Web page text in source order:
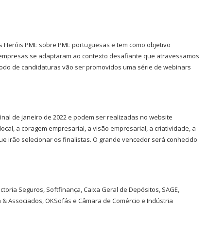
PME sobre PME portuguesas e tem como objetivo
se adaptaram ao contexto desafiante que atravessamos
de candidaturas vão ser promovidos uma série de webinars
de janeiro de 2022 e podem ser realizadas no website
a coragem empresarial, a visão empresarial, a criatividade, a
irão selecionar os finalistas. O grande vencedor será conhecido
Seguros, Softfinança, Caixa Geral de Depósitos, SAGE,
Associados, OKSofás e Câmara de Comércio e Indústria